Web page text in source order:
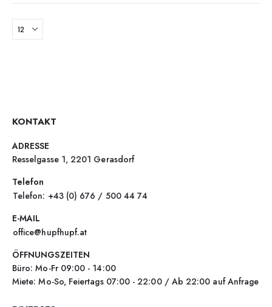
KONTAKT
ADRESSE
Resselgasse 1, 2201 Gerasdorf
Telefon
Telefon: +43 (0) 676 / 500 44 74
E-MAIL
office@hupfhupf.at
ÖFFNUNGSZEITEN
Büro: Mo-Fr 09:00 - 14:00
Miete: Mo-So, Feiertags 07:00 - 22:00 / Ab 22:00 auf Anfrage